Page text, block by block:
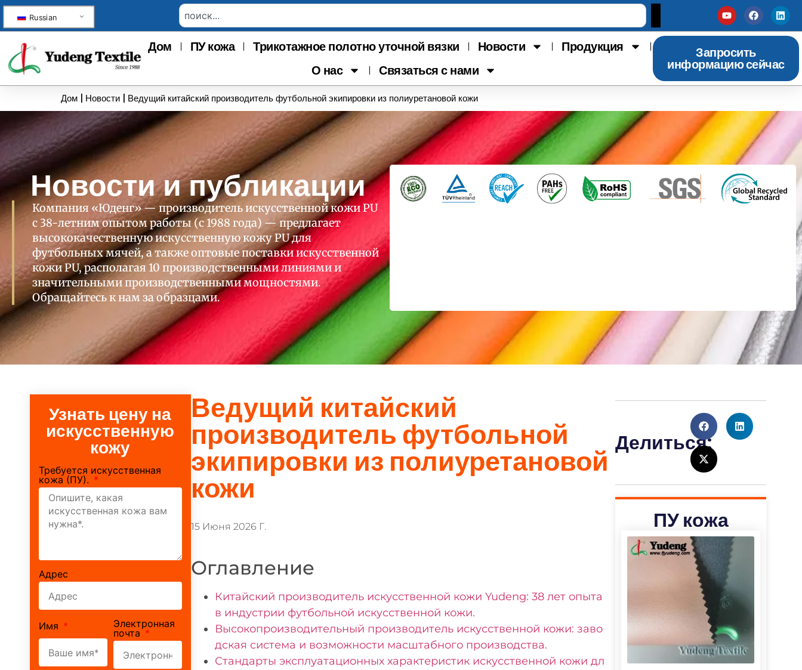
Russian
Дом ПУ кожа Трикотажное полотно уточной вязки Новости
Продукция
О нас
Связаться с нами
Запросить
информацию сейчас
Дом Новости Ведущий китайский производитель футбольной экипировки из полиуретановой кожи
Новости и публикации
Компания «Юденг» — производитель искусственной кожи PU
с 38-летним опытом работы (с 1988 года) — предлагает
высококачественную искусственную кожу PU для
футбольных мячей, а также оптовые поставки искусственной
кожи PU, располагая 10 производственными линиями и
значительными производственными мощностями.
Обращайтесь к нам за образцами.
Узнать цену на
искусственную
кожу
Требуется искусственная
кожа (ПУ).
Адрес
Имя
Электронная
почта
Ведущий китайский
производитель футбольной
экипировки из полиуретановой
кожи
15 Июня 2026 Г.
Оглавление
Китайский производитель искусственной кожи Yudeng: 38 лет опыта
в индустрии футбольной искусственной кожи.
Высокопроизводительный производитель искусственной кожи: заво
дская система и возможности масштабного производства.
Стандарты эксплуатационных характеристик искусственной кожи дл
Делиться:
ПУ кожа